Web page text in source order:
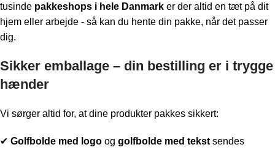
tusinde pakkeshops i hele Danmark er der altid en tæt på dit
hjem eller arbejde - så kan du hente din pakke, når det passer
dig.
Sikker emballage – din bestilling er i trygge
hænder
Vi sørger altid for, at dine produkter pakkes sikkert:
✔ Golfbolde med logo og golfbolde med tekst sendes